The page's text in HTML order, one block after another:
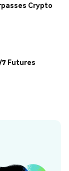
Crypto
7 Futures